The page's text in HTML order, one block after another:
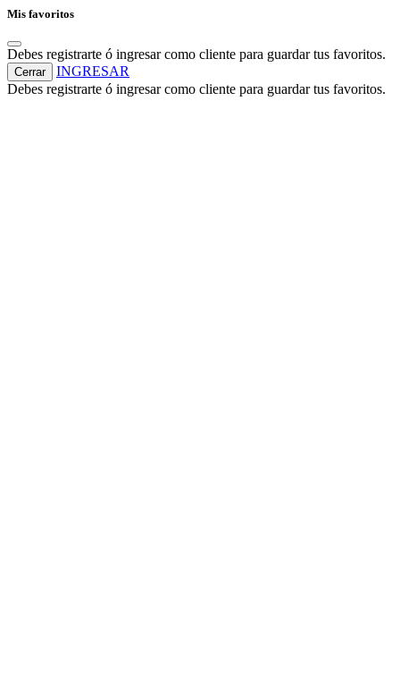
Mis favoritos
Debes registrarte ó ingresar como cliente para guardar tus favoritos.
Cerrar
INGRESAR
Debes registrarte ó ingresar como cliente para guardar tus favoritos.